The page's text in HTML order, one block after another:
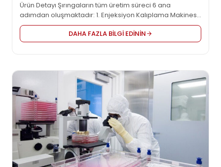
Ürün Detayı Şırıngaların tüm üretim süreci 6 ana
adımdan oluşmaktadır: 1. Enjeksiyon Kalıplama Makinesi
2. Ölçekli Çizgi Baskı Makinesi 3. Birleştirme Makinesi 4.
Bireysel Şırınga Paketleme Makinesi: PE torba paketi /
blister paketi 5. İkincil paketleme ve KARTONLAMA İkincil
4S ana avantajı vardır ...
DAHA FAZLA BILGI EDININ